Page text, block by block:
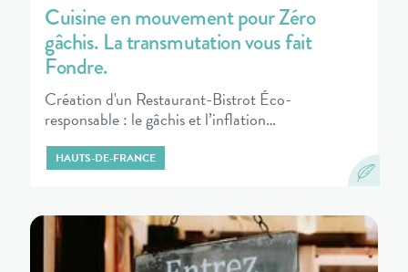
Cuisine en mouvement pour Zéro
gâchis. La transmutation vous fait
Fondre.
Création d'un Restaurant-Bistrot Éco-
responsable : le gâchis et l’inflation…
HAUTS-DE-FRANCE